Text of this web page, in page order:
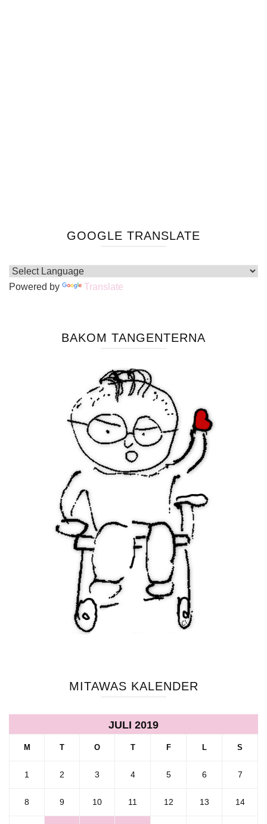
GOOGLE TRANSLATE
Powered by Translate
BAKOM TANGENTERNA
MITAWAS KALENDER
JULI 2019
M T O T F L S
1 2 3 4 5 6 7
8 9 10 11 12 13 14